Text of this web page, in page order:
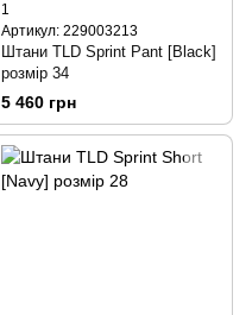
1
Артикул: 229003213
Штани TLD Sprint Pant [Black]
розмір 34
5 460 грн